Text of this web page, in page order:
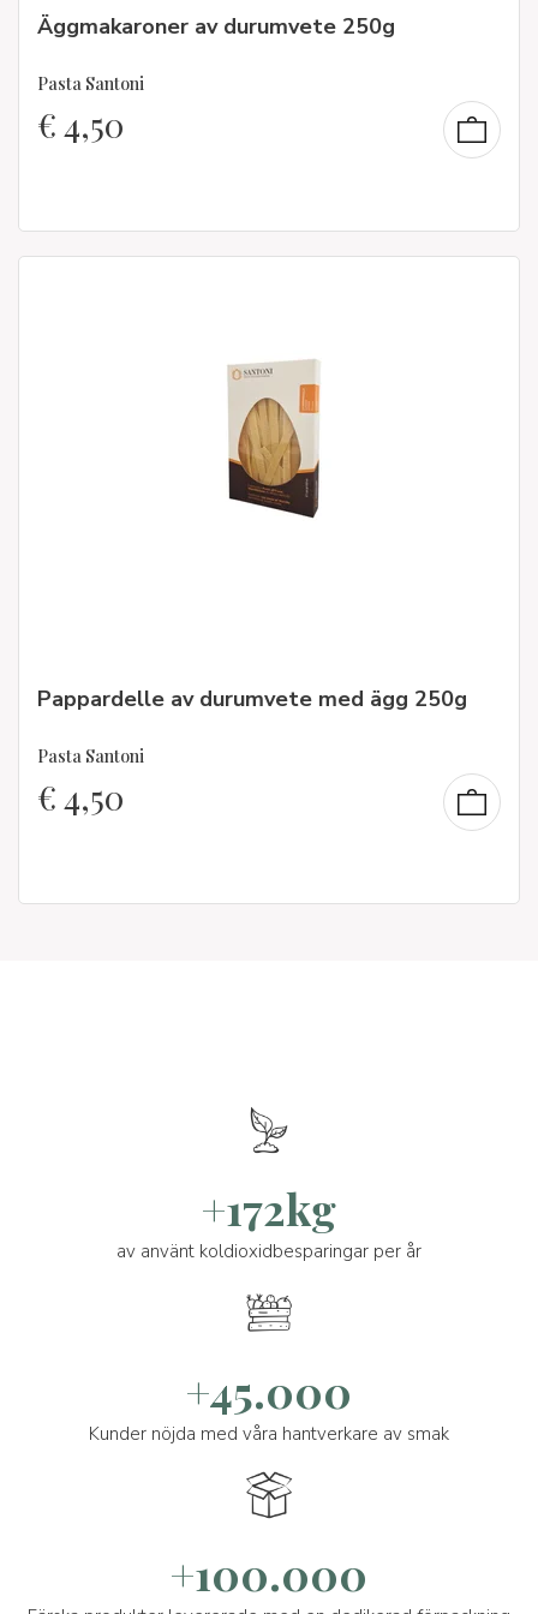
Äggmakaroner av durumvete 250g
Pasta Santoni
€4,50
Pappardelle av durumvete med ägg 250g
Pasta Santoni
€4,50
+172kg
av använt koldioxidbesparingar per år
+45.000
Kunder nöjda med våra hantverkare av smak
+100.000